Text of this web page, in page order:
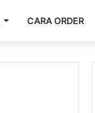
CARA ORDER